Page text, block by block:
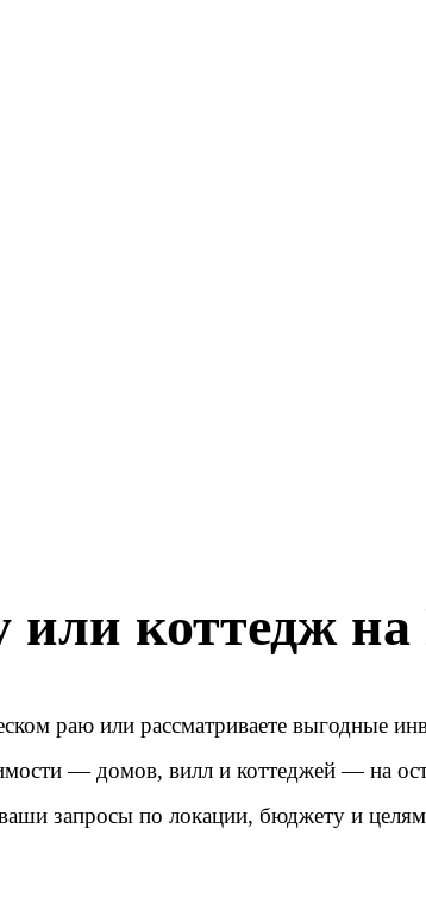
коттедж на
раю или рассматриваете выгодные
— домов, вилл и коттеджей — на
запросы по локации, бюджету и